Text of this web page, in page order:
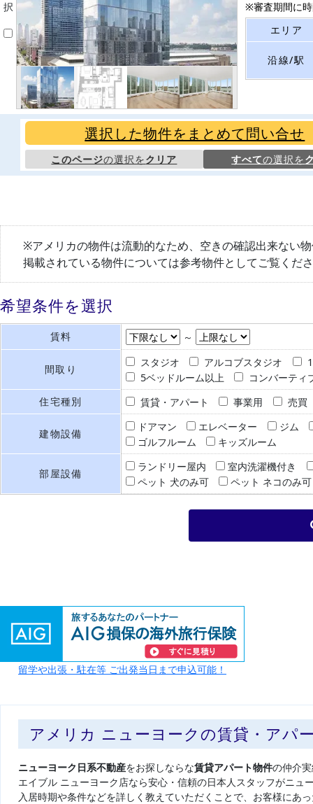
択
※審査期間に
エリア
沿線/駅
選択した物件をまとめて問い合せ
このページの選択をクリア すべての選択を
※アメリカの物件は流動的なため、空きの確認出来ない
掲載されている物件については参考物件としてご覧くだ
希望条件を選択
賃料 ～
間取り
スタジオ アルコブスタジオ
5ベッドルーム以上
コンバーティ
住宅種別
賃貸・アパート 事業用 売買
建物設備
ドアマン エレベーター
ジム
ゴルフルーム
キッズルーム
部屋設備
ランドリー屋内
室内洗濯機付き
ペット 犬のみ可
ペット ネコのみ可
留学や出張・駐在等 ご出発当日まで申込可能！
アメリカ ニューヨークの賃貸・アパ
ニューヨーク日系不動産をお探しならな賃貸アパート物件の仲介
エイブル ニューヨーク店なら安心・信頼の日本人スタッフがニュ
入居時期や条件などを詳しく教えていただくことで、お客様にあ